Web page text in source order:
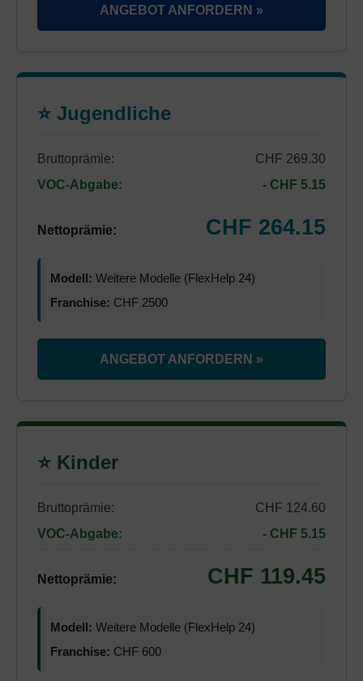
ANGEBOT ANFORDERN »
⭐ Jugendliche
Bruttoprämie:
CHF 269.30
VOC-Abgabe:
- CHF 5.15
Nettoprämie: CHF 264.15
Modell: Weitere Modelle (FlexHelp 24)
Franchise: CHF 2500
ANGEBOT ANFORDERN »
⭐ Kinder
Bruttoprämie:
CHF 124.60
VOC-Abgabe:
- CHF 5.15
Nettoprämie: CHF 119.45
Modell: Weitere Modelle (FlexHelp 24)
Franchise: CHF 600